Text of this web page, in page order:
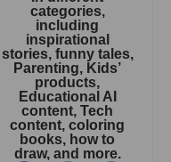
categories,
including
inspirational
stories, funny tales,
Parenting, Kids’
products,
Educational AI
content, Tech
content, coloring
books, how to
draw, and more.